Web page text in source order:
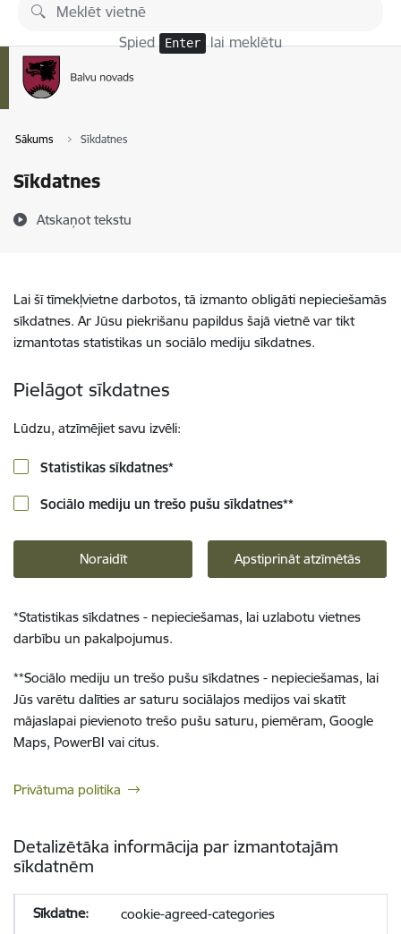
Pāriet uz lapas saturu
Spied Enter lai meklētu
Sākums Sīkdatnes
Sīkdatnes
Atskaņot tekstu
Lai šī tīmekļvietne darbotos, tā izmanto obligāti nepieciešamās
sīkdatnes. Ar Jūsu piekrišanu papildus šajā vietnē var tikt
izmantotas statistikas un sociālo mediju sīkdatnes.
Pielāgot sīkdatnes
Lūdzu, atzīmējiet savu izvēli:
Statistikas sīkdatnes*
Sociālo mediju un trešo pušu sīkdatnes**
Noraidīt Apstiprināt atzīmētās
*Statistikas sīkdatnes - nepieciešamas, lai uzlabotu vietnes
darbību un pakalpojumus.
**Sociālo mediju un trešo pušu sīkdatnes - nepieciešamas, lai
Jūs varētu dalīties ar saturu sociālajos medijos vai skatīt
mājaslapai pievienoto trešo pušu saturu, piemēram, Google
Maps, PowerBI vai citus.
Privātuma politika
Detalizētāka informācija par izmantotajām
sīkdatnēm
cookie-agreed-categories